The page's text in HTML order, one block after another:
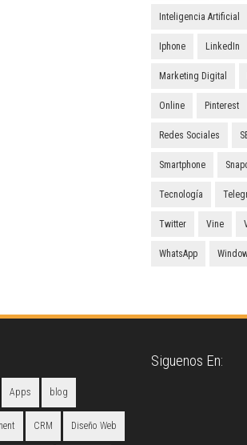
Inteligencia Artificial
Iphone LinkedIn
Marketing Digital
Online Pinterest
Redes Sociales
Smartphone
Tecnología
Twitter Vine
WhatsApp
Apps blog
CRM Diseño Web
Siguenos En: